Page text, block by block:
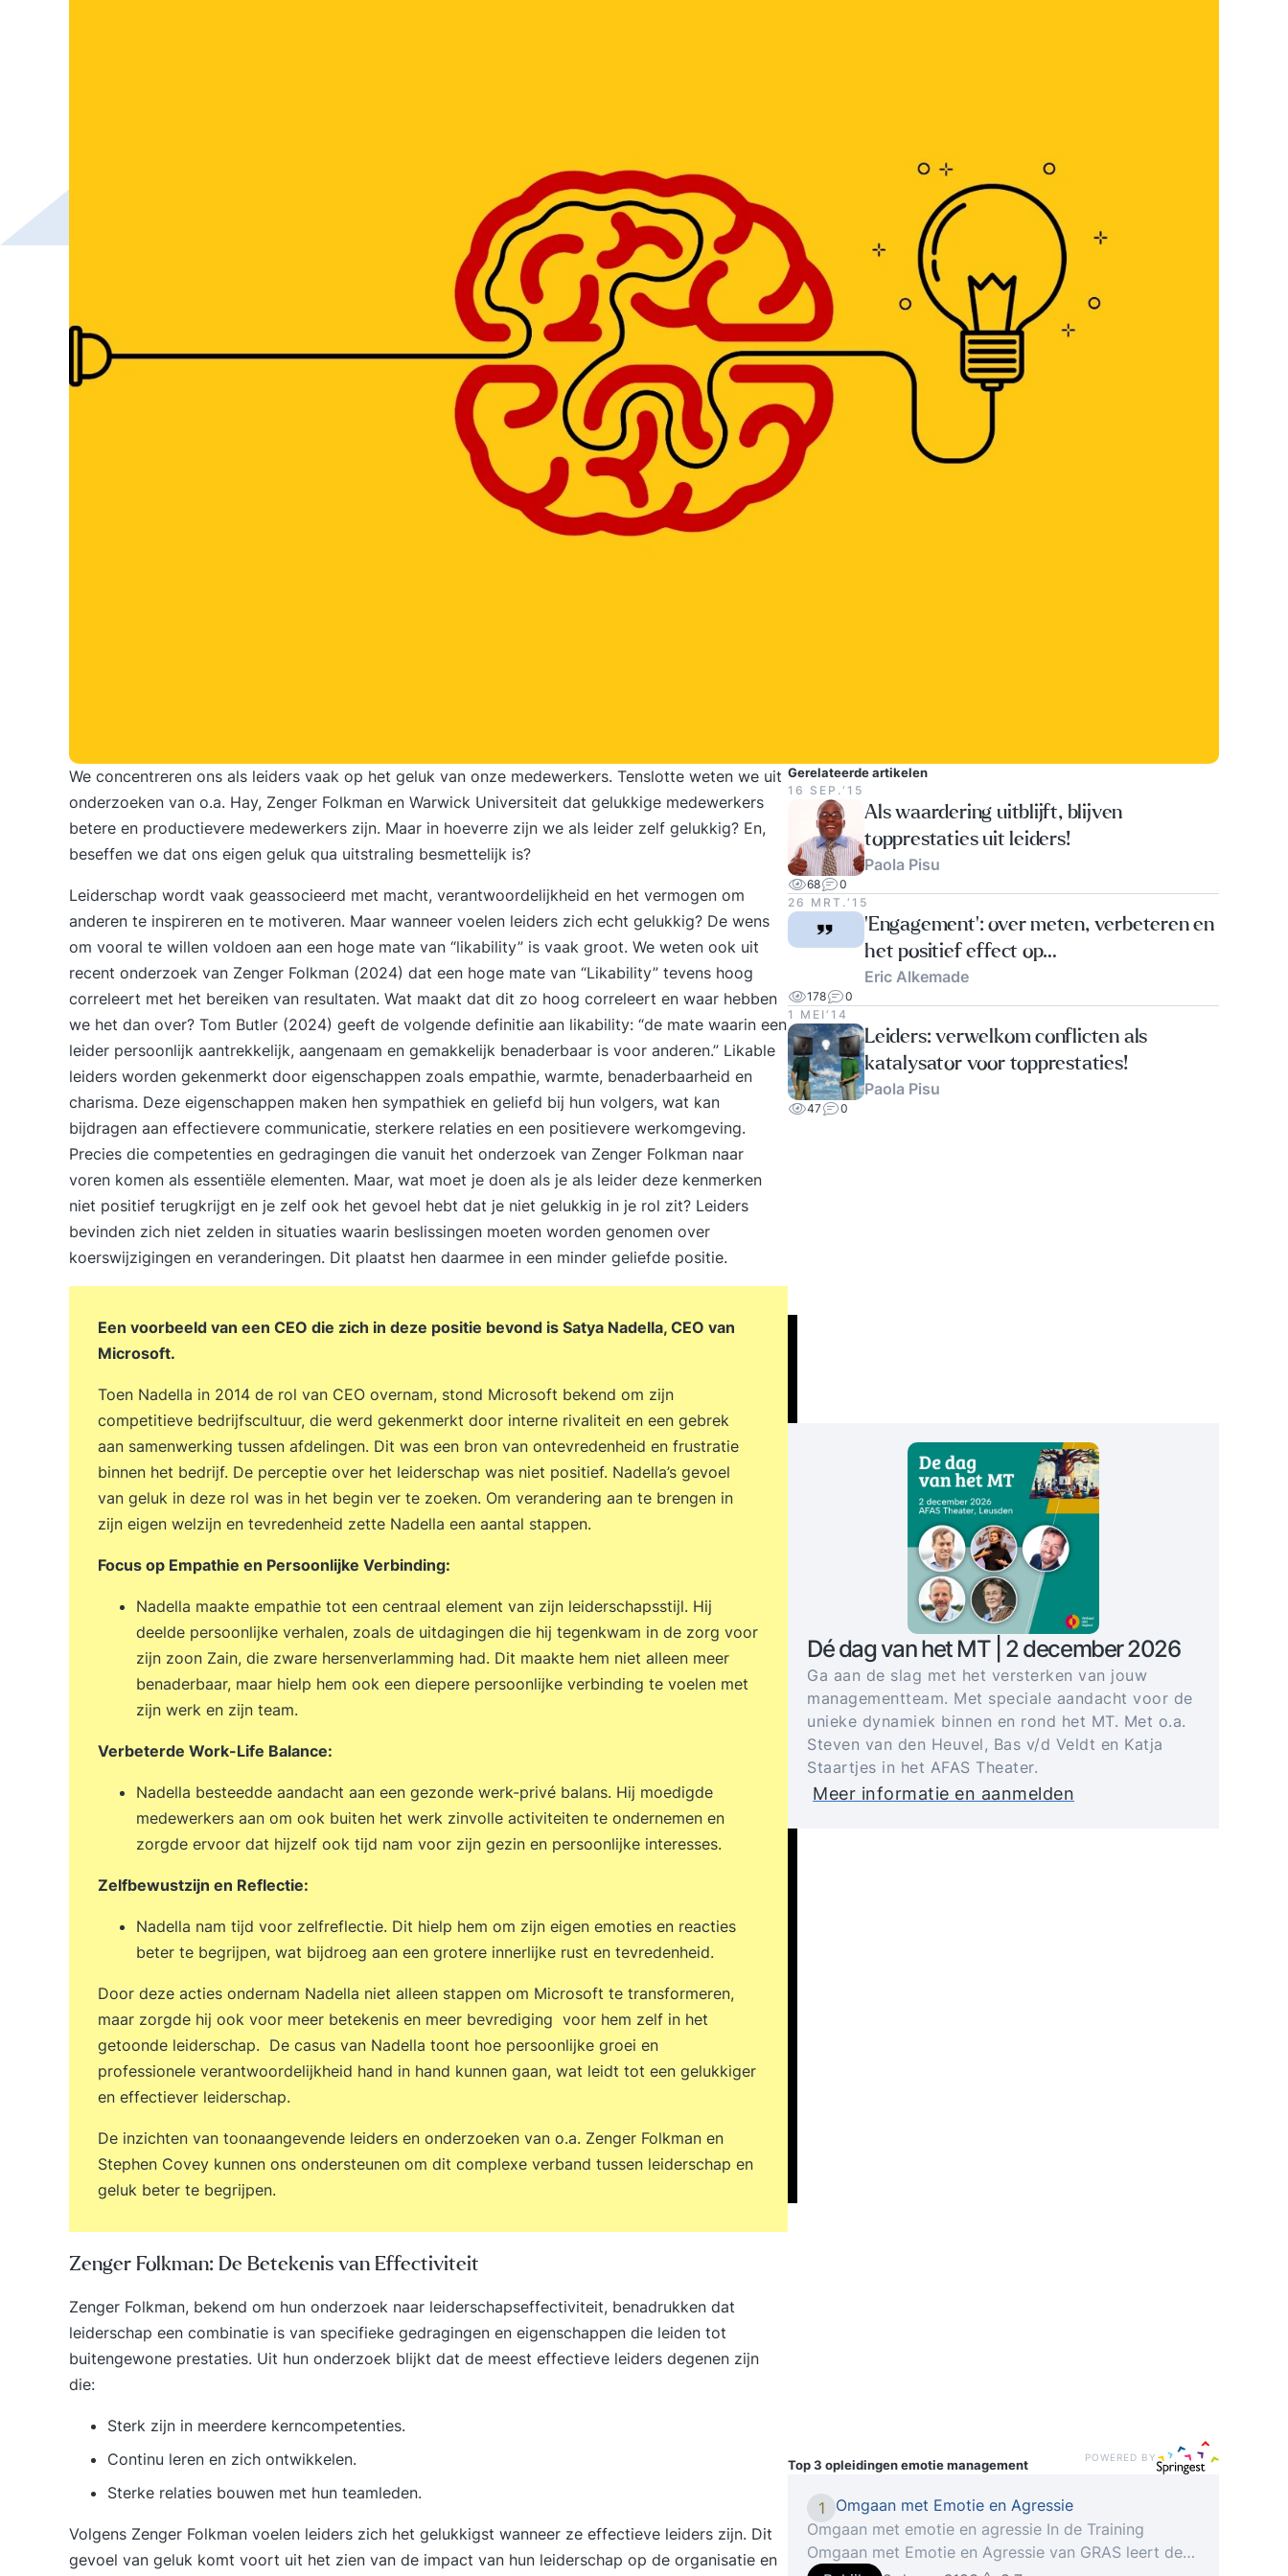
We concentreren ons als leiders vaak op het geluk van onze medewerkers. Tenslotte weten we uit
onderzoeken van o.a. Hay, Zenger Folkman en Warwick Universiteit dat gelukkige medewerkers
betere en productievere medewerkers zijn. Maar in hoeverre zijn we als leider zelf gelukkig? En,
beseffen we dat ons eigen geluk qua uitstraling besmettelijk is?
Leiderschap wordt vaak geassocieerd met macht, verantwoordelijkheid en het vermogen om
anderen te inspireren en te motiveren. Maar wanneer voelen leiders zich echt gelukkig? De wens
om vooral te willen voldoen aan een hoge mate van “likability” is vaak groot. We weten ook uit
recent onderzoek van Zenger Folkman (2024) dat een hoge mate van “Likability” tevens hoog
correleert met het bereiken van resultaten. Wat maakt dat dit zo hoog correleert en waar hebben
we het dan over? Tom Butler (2024) geeft de volgende definitie aan likability: “de mate waarin een
leider persoonlijk aantrekkelijk, aangenaam en gemakkelijk benaderbaar is voor anderen.” Likable
leiders worden gekenmerkt door eigenschappen zoals empathie, warmte, benaderbaarheid en
charisma. Deze eigenschappen maken hen sympathiek en geliefd bij hun volgers, wat kan
bijdragen aan effectievere communicatie, sterkere relaties en een positievere werkomgeving​.
Precies die competenties en gedragingen die vanuit het onderzoek van Zenger Folkman naar
voren komen als essentiële elementen. Maar, wat moet je doen als je als leider deze kenmerken
niet positief terugkrijgt en je zelf ook het gevoel hebt dat je niet gelukkig in je rol zit? Leiders
bevinden zich niet zelden in situaties waarin beslissingen moeten worden genomen over
koerswijzigingen en veranderingen. Dit plaatst hen daarmee in een minder geliefde positie.
Een voorbeeld van een CEO die zich in deze positie bevond is Satya Nadella, CEO van
Microsoft.
Toen Nadella in 2014 de rol van CEO overnam, stond Microsoft bekend om zijn
competitieve bedrijfscultuur, die werd gekenmerkt door interne rivaliteit en een gebrek
aan samenwerking tussen afdelingen. Dit was een bron van ontevredenheid en frustratie
binnen het bedrijf. De perceptie over het leiderschap was niet positief. Nadella’s gevoel
van geluk in deze rol was in het begin ver te zoeken. Om verandering aan te brengen in
zijn eigen welzijn en tevredenheid zette Nadella een aantal stappen.
Focus op Empathie en Persoonlijke Verbinding:
Nadella maakte empathie tot een centraal element van zijn leiderschapsstijl. Hij
deelde persoonlijke verhalen, zoals de uitdagingen die hij tegenkwam in de zorg voor
zijn zoon Zain, die zware hersenverlamming had. Dit maakte hem niet alleen meer
benaderbaar, maar hielp hem ook een diepere persoonlijke verbinding te voelen met
zijn werk en zijn team.
Verbeterde Work-Life Balance:
Nadella besteedde aandacht aan een gezonde werk-privé balans. Hij moedigde
medewerkers aan om ook buiten het werk zinvolle activiteiten te ondernemen en
zorgde ervoor dat hijzelf ook tijd nam voor zijn gezin en persoonlijke interesses.
Zelfbewustzijn en Reflectie:
Nadella nam tijd voor zelfreflectie. Dit hielp hem om zijn eigen emoties en reacties
beter te begrijpen, wat bijdroeg aan een grotere innerlijke rust en tevredenheid.
Door deze acties ondernam Nadella niet alleen stappen om Microsoft te transformeren,
maar zorgde hij ook voor meer betekenis en meer bevrediging voor hem zelf in het
getoonde leiderschap. De casus van Nadella toont hoe persoonlijke groei en
professionele verantwoordelijkheid hand in hand kunnen gaan, wat leidt tot een gelukkiger
en effectiever leiderschap.
De inzichten van toonaangevende leiders en onderzoeken van o.a. Zenger Folkman en
Stephen Covey kunnen ons ondersteunen om dit complexe verband tussen leiderschap en
geluk beter te begrijpen.
Zenger Folkman: De Betekenis van Effectiviteit
Zenger Folkman, bekend om hun onderzoek naar leiderschapseffectiviteit, benadrukken dat
leiderschap een combinatie is van specifieke gedragingen en eigenschappen die leiden tot
buitengewone prestaties. Uit hun onderzoek blijkt dat de meest effectieve leiders degenen zijn
die:
Sterk zijn in meerdere kerncompetenties.
Continu leren en zich ontwikkelen.
Sterke relaties bouwen met hun teamleden.
Volgens Zenger Folkman voelen leiders zich het gelukkigst wanneer ze effectieve leiders zijn. Dit
gevoel van geluk komt voort uit het zien van de impact van hun leiderschap op de organisatie en
Gerelateerde artikelen
16 SEP.‘15
Als waardering uitblijft, blijven
topprestaties uit leiders!
Paola Pisu
68
0
26 MRT.‘15
‘Engagement’: over meten, verbeteren en
het positief effect op
organisatieprestaties
Eric Alkemade
178
0
1 MEI‘14
Leiders: verwelkom conflicten als
katalysator voor topprestaties!
Paola Pisu
47 0
Dé dag van het MT | 2 december 2026
Ga aan de slag met het versterken van jouw
managementteam. Met speciale aandacht voor de
unieke dynamiek binnen en rond het MT. Met o.a.
Steven van den Heuvel, Bas v/d Veldt en Katja
Staartjes in het AFAS Theater.
Meer informatie en aanmelden
Top 3 opleidingenemotie management POWERED BY
1
Omgaan met Emotie en Agressie
Omgaan met emotie en agressie In de Training
Omgaan met Emotie en Agressie van GRAS leert de